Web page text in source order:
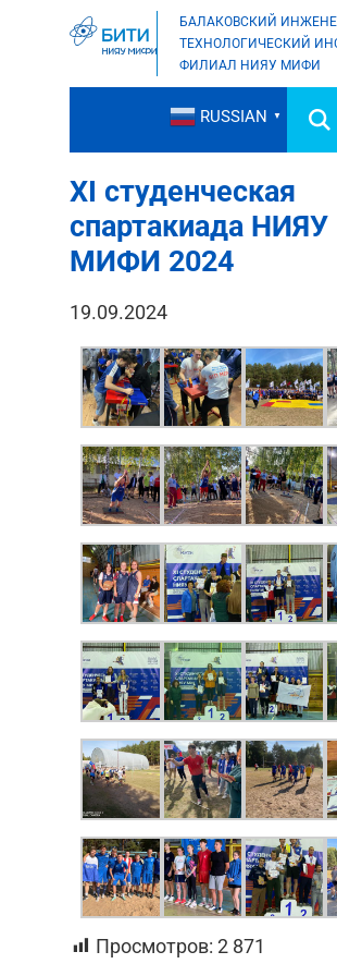
БАЛАКОВСКИЙ
ТЕХНОЛОГИЧЕСКИЙ
ФИЛИАЛ НИЯУ МИФИ
RUSSIAN ▼
XI студенческая
спартакиада НИЯУ
МИФИ 2024
19.09.2024
Просмотров: 2 871